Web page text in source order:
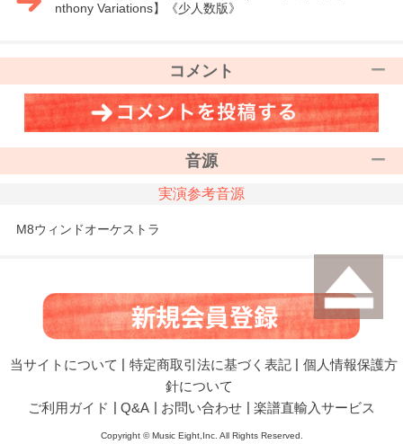
nthony Variations】《少人数版》
コメント
音源
実演参考音源
M8ウィンドオーケストラ
当サイトについて | 特定商取引法に基づく表記 | 個人情報保護方
針について
ご利用ガイド | Q&A | お問い合わせ | 楽譜直輸入サービス
Copyright © Music Eight,Inc. All Rights Reserved.